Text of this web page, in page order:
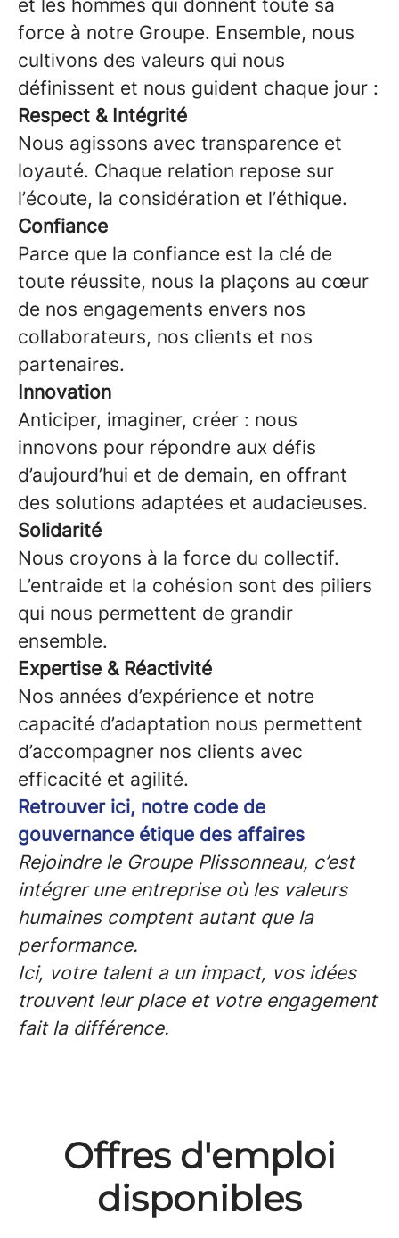
et les hommes qui donnent toute sa
force à notre Groupe. Ensemble, nous
cultivons des valeurs qui nous
définissent et nous guident chaque jour :
Respect & Intégrité
Nous agissons avec transparence et
loyauté. Chaque relation repose sur
l’écoute, la considération et l’éthique.
Confiance
Parce que la confiance est la clé de
toute réussite, nous la plaçons au cœur
de nos engagements envers nos
collaborateurs, nos clients et nos
partenaires.
Innovation
Anticiper, imaginer, créer : nous
innovons pour répondre aux défis
d’aujourd’hui et de demain, en offrant
des solutions adaptées et audacieuses.
Solidarité
Nous croyons à la force du collectif.
L’entraide et la cohésion sont des piliers
qui nous permettent de grandir
ensemble.
Expertise & Réactivité
Nos années d’expérience et notre
capacité d’adaptation nous permettent
d’accompagner nos clients avec
efficacité et agilité.
Retrouver ici, notre code de
gouvernance étique des affaires
Rejoindre le Groupe Plissonneau, c’est
intégrer une entreprise où les valeurs
humaines comptent autant que la
performance.
Ici, votre talent a un impact, vos idées
trouvent leur place et votre engagement
fait la différence.
Offres d'emploi
disponibles